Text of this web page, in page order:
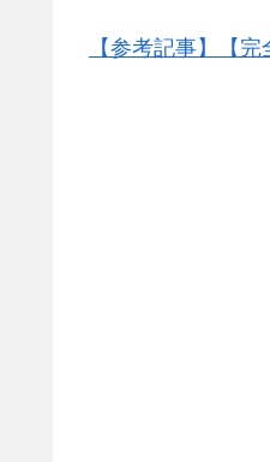
【参考記事】【